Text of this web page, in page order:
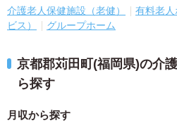
介護老人保健施設（老健） 有料老人
ビス）
グループホーム
京都郡苅田町(福岡県)の介
ら探す
月収から探す